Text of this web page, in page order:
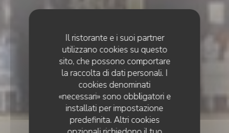
Il ristorante e i suoi partner
utilizzano cookies su questo
sito, che possono comportare
la raccolta di dati personali. I
cookies denominati
«necessari» sono obbligatori e
installati per impostazione
predefinita. Altri cookies